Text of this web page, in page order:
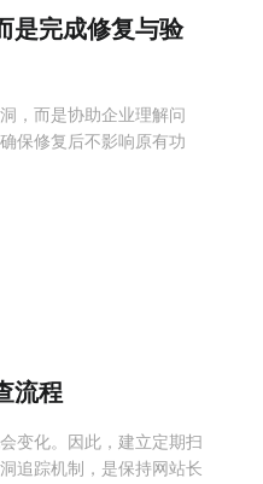
是完成修复与验
，而是协助企业理解问
保修复后不影响原有功
流程
变化。因此，建立定期扫
追踪机制，是保持网站长